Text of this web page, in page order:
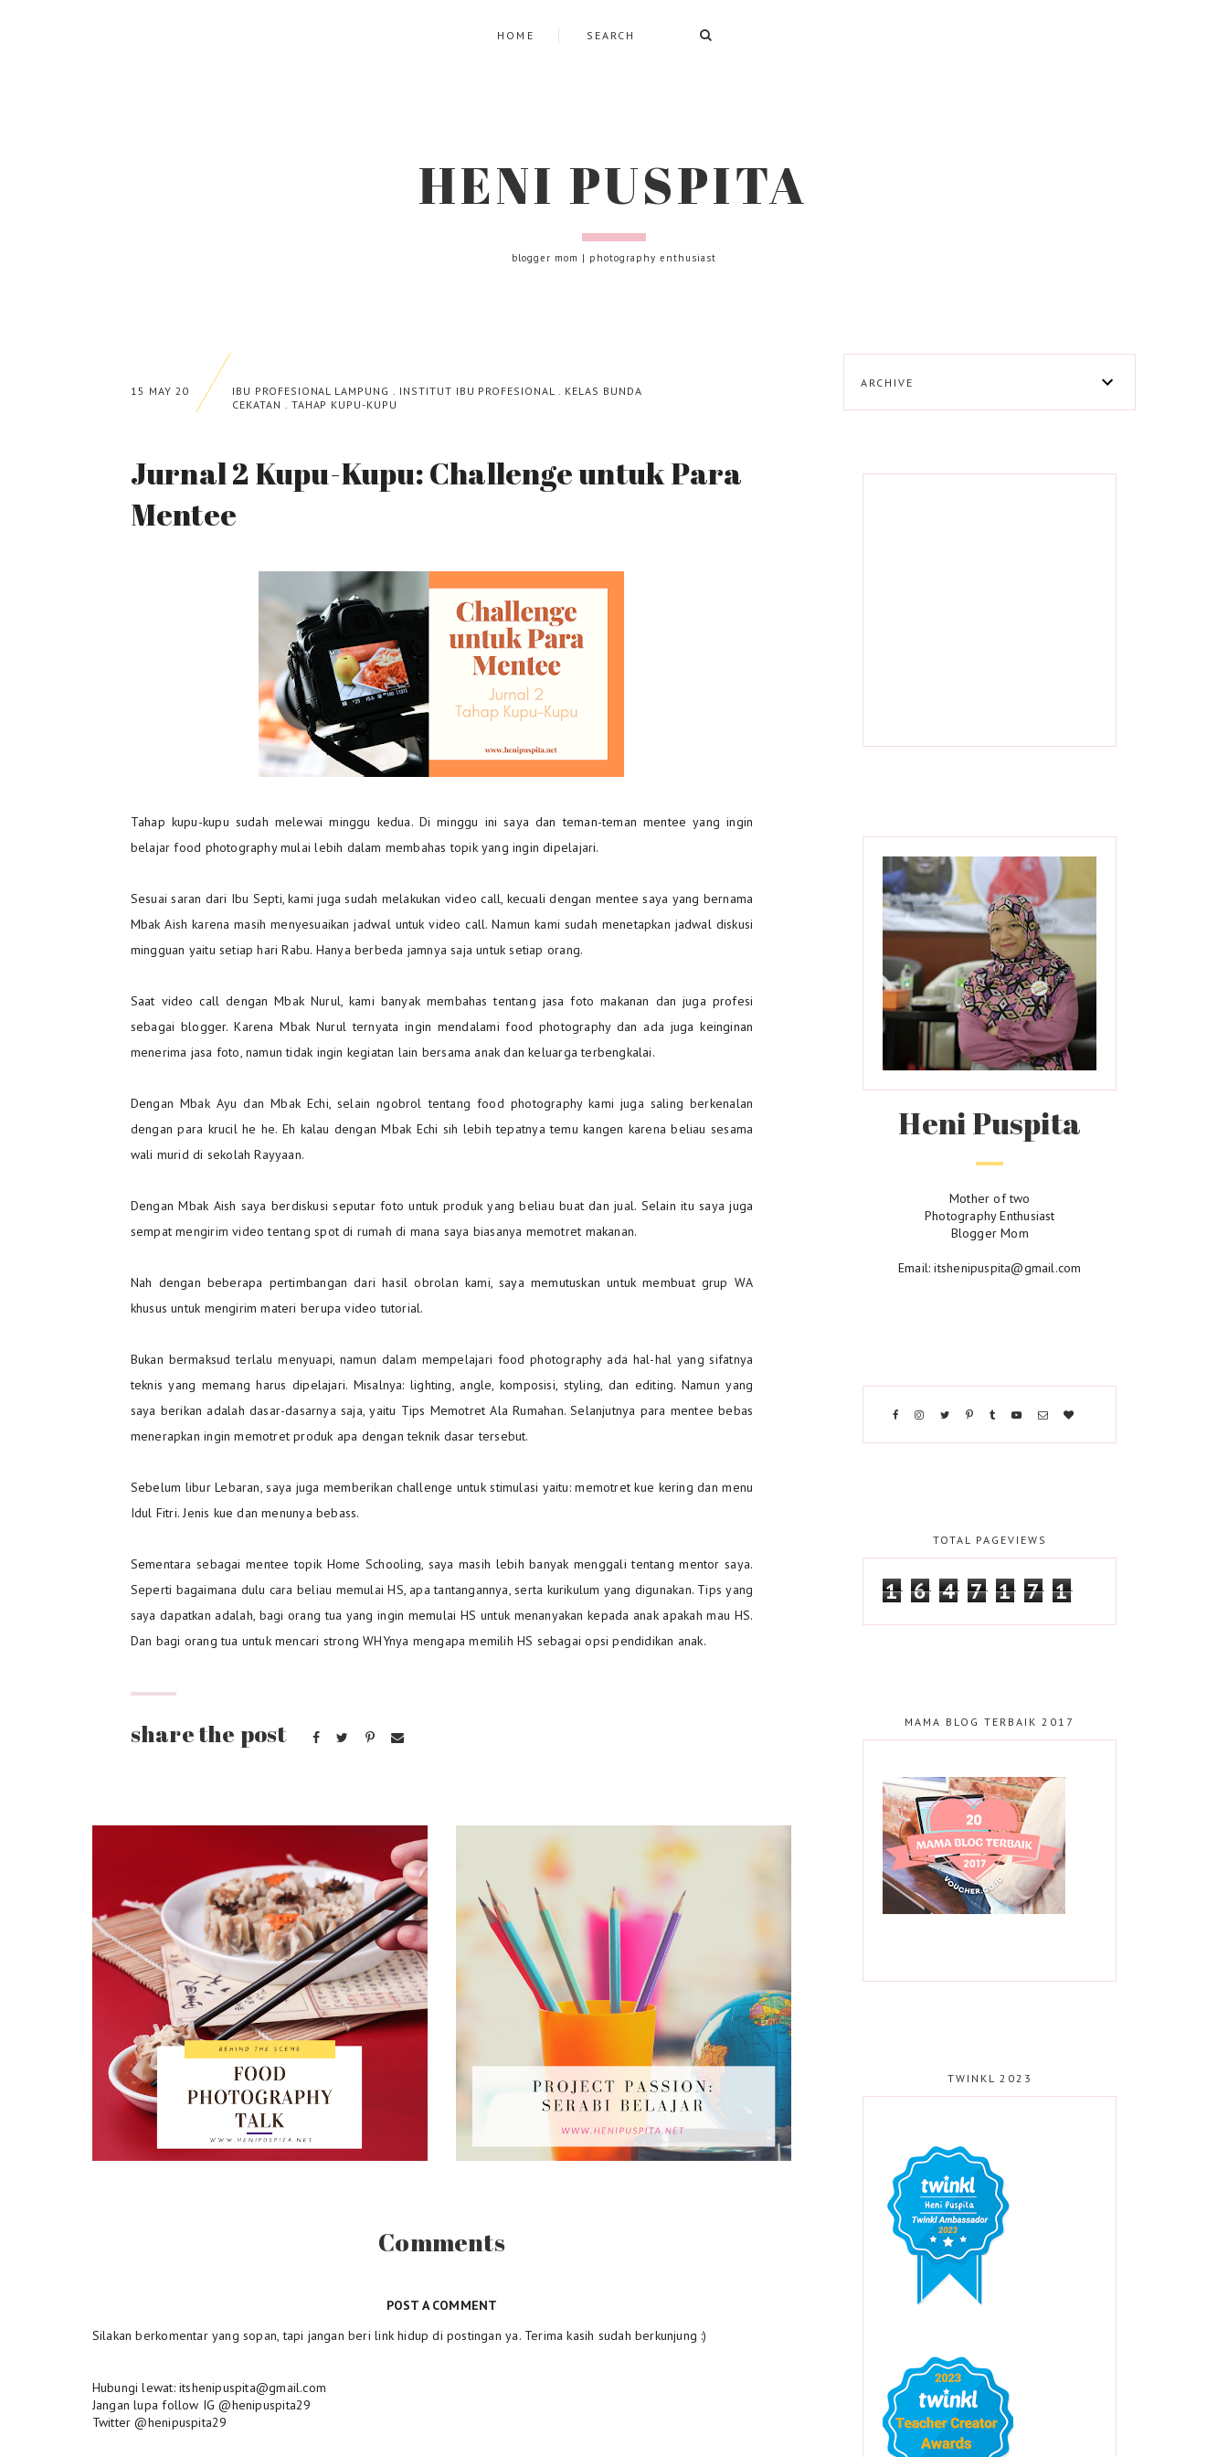
HOME
HENI PUSPITA
blogger mom | photography enthusiast
15 MAY 20 IBU PROFESIONAL LAMPUNG . INSTITUT IBU PROFESIONAL . KELAS BUNDA
CEKATAN . TAHAP KUPU-KUPU
Jurnal 2 Kupu-Kupu: Challenge untuk Para
Mentee
Tahap kupu-kupu sudah melewai minggu kedua. Di minggu ini saya dan teman-teman mentee yang ingin
belajar food photography mulai lebih dalam membahas topik yang ingin dipelajari.
Sesuai saran dari Ibu Septi, kami juga sudah melakukan video call, kecuali dengan mentee saya yang bernama
Mbak Aish karena masih menyesuaikan jadwal untuk video call. Namun kami sudah menetapkan jadwal diskusi
mingguan yaitu setiap hari Rabu. Hanya berbeda jamnya saja untuk setiap orang.
Saat video call dengan Mbak Nurul, kami banyak membahas tentang jasa foto makanan dan juga profesi
sebagai blogger. Karena Mbak Nurul ternyata ingin mendalami food photography dan ada juga keinginan
menerima jasa foto, namun tidak ingin kegiatan lain bersama anak dan keluarga terbengkalai.
Dengan Mbak Ayu dan Mbak Echi, selain ngobrol tentang food photography kami juga saling berkenalan
dengan para krucil he he. Eh kalau dengan Mbak Echi sih lebih tepatnya temu kangen karena beliau sesama
wali murid di sekolah Rayyaan.
Dengan Mbak Aish saya berdiskusi seputar foto untuk produk yang beliau buat dan jual. Selain itu saya juga
sempat mengirim video tentang spot di rumah di mana saya biasanya memotret makanan.
Nah dengan beberapa pertimbangan dari hasil obrolan kami, saya memutuskan untuk membuat grup WA
khusus untuk mengirim materi berupa video tutorial.
Bukan bermaksud terlalu menyuapi, namun dalam mempelajari food photography ada hal-hal yang sifatnya
teknis yang memang harus dipelajari. Misalnya: lighting, angle, komposisi, styling, dan editing. Namun yang
saya berikan adalah dasar-dasarnya saja, yaitu Tips Memotret Ala Rumahan. Selanjutnya para mentee bebas
menerapkan ingin memotret produk apa dengan teknik dasar tersebut.
Sebelum libur Lebaran, saya juga memberikan challenge untuk stimulasi yaitu: memotret kue kering dan menu
Idul Fitri. Jenis kue dan menunya bebass.
Sementara sebagai mentee topik Home Schooling, saya masih lebih banyak menggali tentang mentor saya.
Seperti bagaimana dulu cara beliau memulai HS, apa tantangannya, serta kurikulum yang digunakan. Tips yang
saya dapatkan adalah, bagi orang tua yang ingin memulai HS untuk menanyakan kepada anak apakah mau HS.
Dan bagi orang tua untuk mencari strong WHYnya mengapa memilih HS sebagai opsi pendidikan anak.
Comments
POST A COMMENT
Silakan berkomentar yang sopan, tapi jangan beri link hidup di postingan ya. Terima kasih sudah berkunjung :)
Hubungi lewat: itshenipuspita@gmail.com
Jangan lupa follow IG @henipuspita29
Twitter @henipuspita29
ARCHIVE
Heni Puspita
Mother of two
Photography Enthusiast
Blogger Mom
Email: itshenipuspita@gmail.com
TOTAL PAGEVIEWS
1 6 4 7 1 7 1
MAMA BLOG TERBAIK 2017
TWINKL 2023